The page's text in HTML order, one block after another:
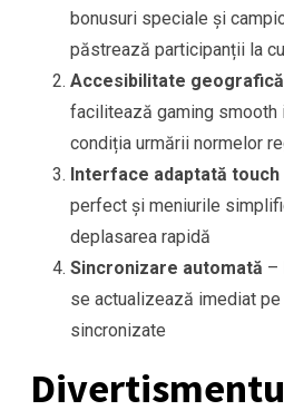
bonusuri speciale și
păstrează participanții la
Accesibilitate geografică
facilitează gaming
condiția urmării normelor
Interface adaptată touch
perfect și meniurile
deplasarea rapidă
Sincronizare automată –
se actualizează imediat
sincronizate